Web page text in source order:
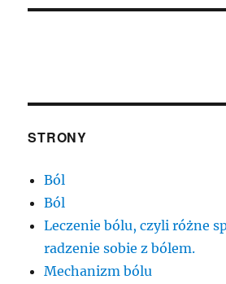
wpisach
STRONY
Ból
Ból
Leczenie bólu, czyli różne
radzenie sobie z bólem.
Mechanizm bólu